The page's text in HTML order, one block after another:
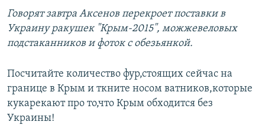
Говорят завтра Аксенов перекроет поставки в
Украину ракушек "Крым-2015", можжевеловых
подстаканников и фоток с обезьянкой.
Посчитайте количество фур,стоящих сейчас на
границе в Крым и ткните носом ватников,которые
кукарекают про то,что Крым обходится без
Украины!